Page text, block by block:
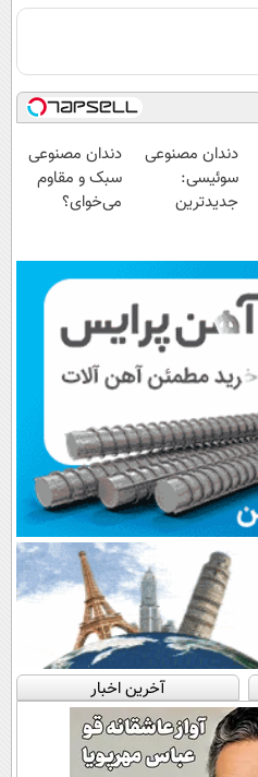
دندان مصنوعی
سوئیسی:
جدیدترین
پرداخت قسطی
دندان مصنوعی
سبک و مقاوم
می‌خوای؟
📍تهران
آخرین اخبار